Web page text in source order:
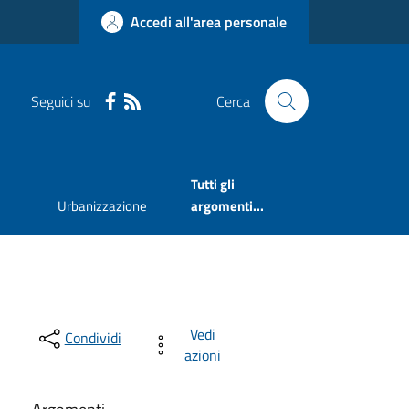
Accedi all'area personale
Seguici su Cerca
Urbanizzazione
Tutti gli
argomenti...
Condividi
Vedi
azioni